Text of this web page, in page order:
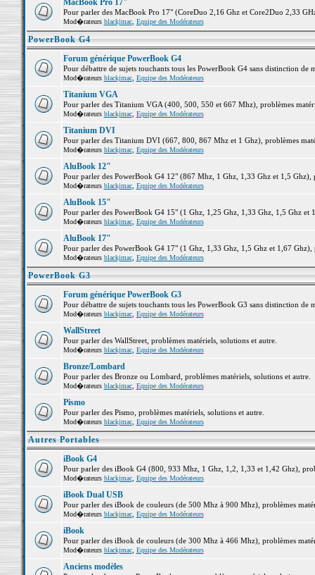
MacBook Pro 17"
Pour parler des MacBook Pro 17" (CoreDuo 2,16 Ghz et Core2Duo 2,33
Mod�rateurs blackjmac, Equipe des Modérateurs
PowerBook G4
Forum générique PowerBook G4
Pour débattre de sujets touchants tous les PowerBook G4 sans distinction de
Mod�rateurs blackjmac, Equipe des Modérateurs
Titanium VGA
Pour parler des Titanium VGA (400, 500, 550 et 667 Mhz), problèmes
Mod�rateurs blackjmac, Equipe des Modérateurs
Titanium DVI
Pour parler des Titanium DVI (667, 800, 867 Mhz et 1 Ghz), problèmes
Mod�rateurs blackjmac, Equipe des Modérateurs
AluBook 12"
Pour parler des PowerBook G4 12" (867 Mhz, 1 Ghz, 1,33 Ghz et 1,5 Ghz),
Mod�rateurs blackjmac, Equipe des Modérateurs
AluBook 15"
Pour parler des PowerBook G4 15" (1 Ghz, 1,25 Ghz, 1,33 Ghz, 1,5 Ghz et
Mod�rateurs blackjmac, Equipe des Modérateurs
AluBook 17"
Pour parler des PowerBook G4 17" (1 Ghz, 1,33 Ghz, 1,5 Ghz et 1,67 Ghz),
Mod�rateurs blackjmac, Equipe des Modérateurs
PowerBook G3
Forum générique PowerBook G3
Pour débattre de sujets touchants tous les PowerBook G3 sans distinction de
Mod�rateurs blackjmac, Equipe des Modérateurs
WallStreet
Pour parler des WallStreet, problèmes matériels, solutions et autre.
Mod�rateurs blackjmac, Equipe des Modérateurs
Bronze/Lombard
Pour parler des Bronze ou Lombard, problèmes matériels, solutions et autre.
Mod�rateurs blackjmac, Equipe des Modérateurs
Pismo
Pour parler des Pismo, problèmes matériels, solutions et autre.
Mod�rateurs blackjmac, Equipe des Modérateurs
Autres Portables
iBook G4
Pour parler des iBook G4 (800, 933 Mhz, 1 Ghz, 1,2, 1,33 et 1,42 Ghz),
Mod�rateurs blackjmac, Equipe des Modérateurs
iBook Dual USB
Pour parler des iBook de couleurs (de 500 Mhz à 900 Mhz), problèmes
Mod�rateurs blackjmac, Equipe des Modérateurs
iBook
Pour parler des iBook de couleurs (de 300 Mhz à 466 Mhz), problèmes
Mod�rateurs blackjmac, Equipe des Modérateurs
Anciens modèles